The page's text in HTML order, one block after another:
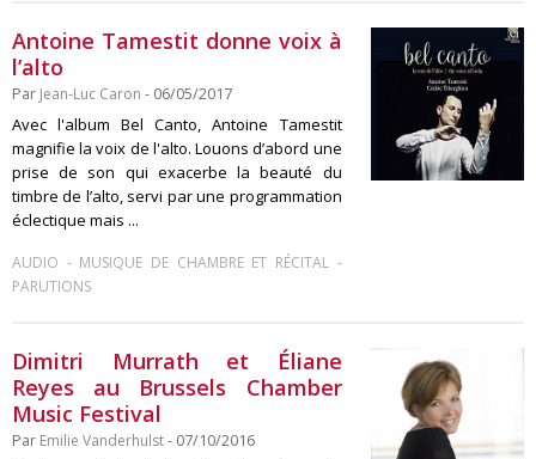
Antoine Tamestit donne voix à
l’alto
Par Jean-Luc Caron - 06/05/2017
Avec l'album Bel Canto, Antoine Tamestit
magnifie la voix de l'alto. Louons d’abord une
prise de son qui exacerbe la beauté du
timbre de l’alto, servi par une programmation
éclectique mais ...
AUDIO - MUSIQUE DE CHAMBRE ET RÉCITAL-
PARUTIONS
Dimitri Murrath et Éliane
Reyes au Brussels Chamber
Music Festival
Par Emilie Vanderhulst- 07/10/2016